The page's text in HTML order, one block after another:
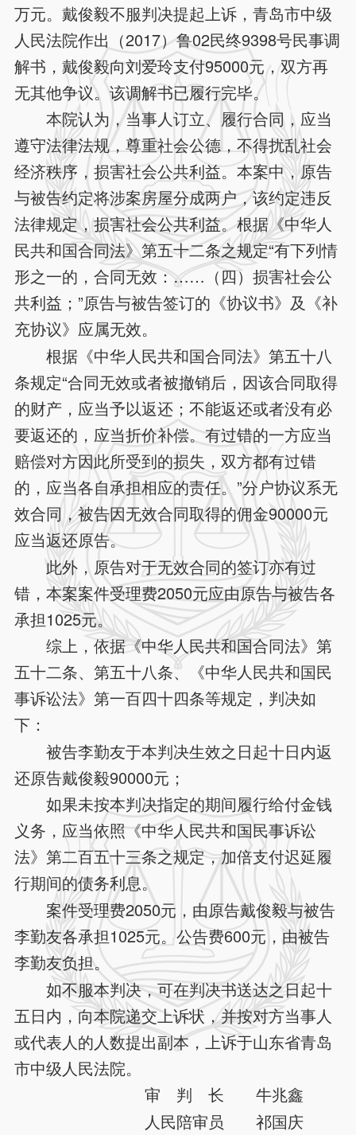
万元。戴俊毅不服判决提起上诉，青岛市中级
人民法院作出（2017）鲁02民终9398号民事调
解书，戴俊毅向刘爱玲支付95000元，双方再
无其他争议。该调解书已履行完毕。
本院认为，当事人订立、履行合同，应当
遵守法律法规，尊重社会公德，不得扰乱社会
经济秩序，损害社会公共利益。本案中，原告
与被告约定将涉案房屋分成两户，该约定违反
法律规定，损害社会公共利益。根据《中华人
民共和国合同法》第五十二条之规定“有下列情
形之一的，合同无效：……（四）损害社会公
共利益；”原告与被告签订的《协议书》及《补
充协议》应属无效。
根据《中华人民共和国合同法》第五十八
条规定“合同无效或者被撤销后，因该合同取得
的财产，应当予以返还；不能返还或者没有必
要返还的，应当折价补偿。有过错的一方应当
赔偿对方因此所受到的损失，双方都有过错
的，应当各自承担相应的责任。”分户协议系无
效合同，被告因无效合同取得的佣金90000元
应当返还原告。
此外，原告对于无效合同的签订亦有过
错，本案案件受理费2050元应由原告与被告各
承担1025元。
综上，依据《中华人民共和国合同法》第
五十二条、第五十八条、《中华人民共和国民
事诉讼法》第一百四十四条等规定，判决如
下：
被告李勤友于本判决生效之日起十日内返
还原告戴俊毅90000元；
如果未按本判决指定的期间履行给付金钱
义务，应当依照《中华人民共和国民事诉讼
法》第二百五十三条之规定，加倍支付迟延履
行期间的债务利息。
案件受理费2050元，由原告戴俊毅与被告
李勤友各承担1025元。公告费600元，由被告
李勤友负担。
如不服本判决，可在判决书送达之日起十
五日内，向本院递交上诉状，并按对方当事人
或代表人的人数提出副本，上诉于山东省青岛
市中级人民法院。
审 判 长 牛兆鑫
人民陪审员 祁国庆